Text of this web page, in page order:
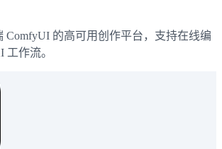
ComfyUI 的高可用创作平台，支持在线编
作流。